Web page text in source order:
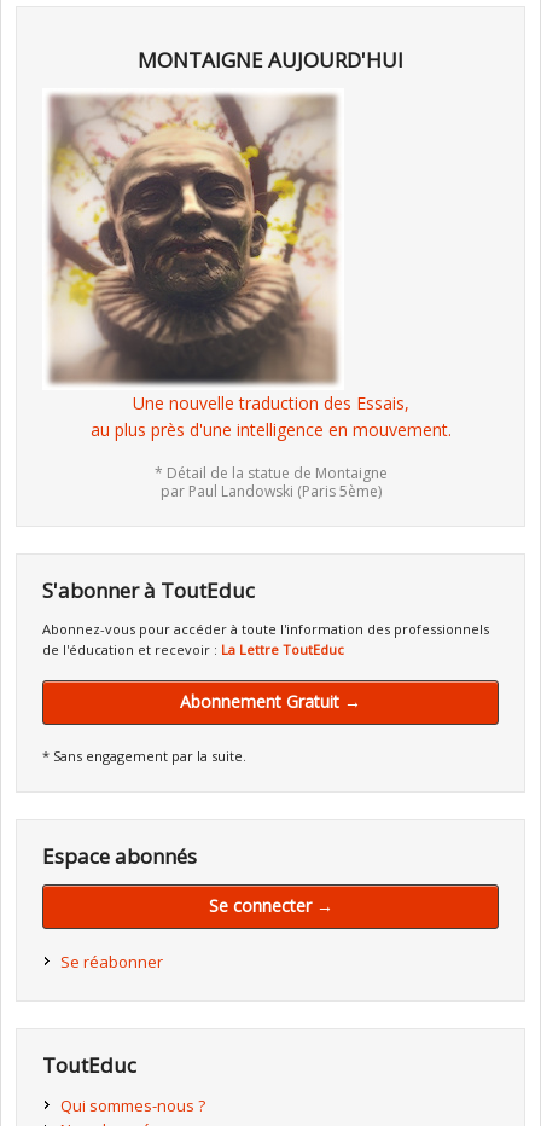
MONTAIGNE AUJOURD'HUI
Une nouvelle traduction des Essais,
au plus près d'une intelligence en mouvement.
* Détail de la statue de Montaigne
par Paul Landowski (Paris 5ème)
S'abonner à ToutEduc
Abonnez-vous pour accéder à toute l'information des professionnels
de l'éducation et recevoir : La Lettre ToutEduc
Abonnement Gratuit →
* Sans engagement par la suite.
Espace abonnés
Se connecter →
Se réabonner
ToutEduc
Qui sommes-nous ?